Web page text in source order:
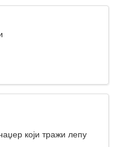
који тражи лепу